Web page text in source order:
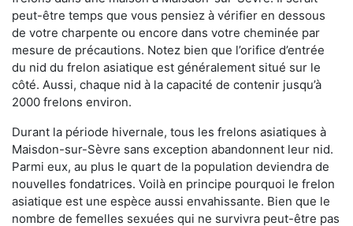
peut-être temps que vous pensiez à vérifier en dessous
de votre charpente ou encore dans votre cheminée par
mesure de précautions. Notez bien que l’orifice d’entrée
du nid du frelon asiatique est généralement situé sur le
côté. Aussi, chaque nid à la capacité de contenir jusqu’à
2000 frelons environ.
Durant la période hivernale, tous les frelons asiatiques à
Maisdon-sur-Sèvre sans exception abandonnent leur nid.
Parmi eux, au plus le quart de la population deviendra de
nouvelles fondatrices. Voilà en principe pourquoi le frelon
asiatique est une espèce aussi envahissante. Bien que le
nombre de femelles sexuées qui ne survivra peut-être pas